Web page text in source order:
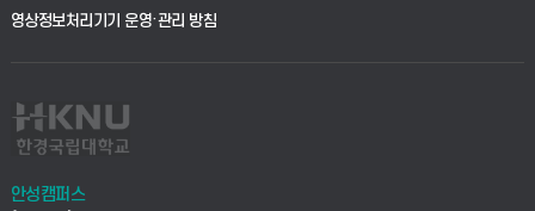
사회안전시스템공학부
사이버캠퍼스(전문학사 및 전공심화)
시설바로처리서비스
산학협력단
취업지원센터
영상정보처리기기 운영·관리 방침
안성캠퍼스